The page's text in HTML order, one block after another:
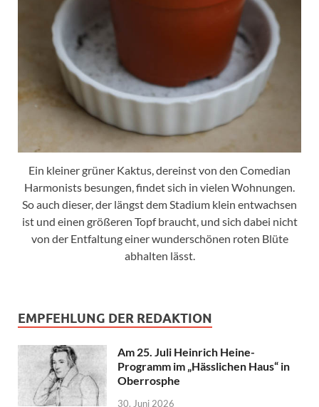
Ein kleiner grüner Kaktus, dereinst von den Comedian
Harmonists besungen, findet sich in vielen Wohnungen.
So auch dieser, der längst dem Stadium klein entwachsen
ist und einen größeren Topf braucht, und sich dabei nicht
von der Entfaltung einer wunderschönen roten Blüte
abhalten lässt.
EMPFEHLUNG DER REDAKTION
Am 25. Juli Heinrich Heine-
Programm im „Hässlichen Haus“ in
Oberrosphe
30. Juni 2026